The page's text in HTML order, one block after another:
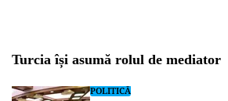
Turcia își asumă rolul de mediator
POLITICĂ